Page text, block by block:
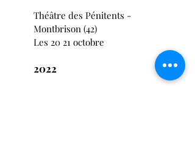
Théâtre des Pénitents -
Montbrison (42)
Les 20 21 octobre
2022